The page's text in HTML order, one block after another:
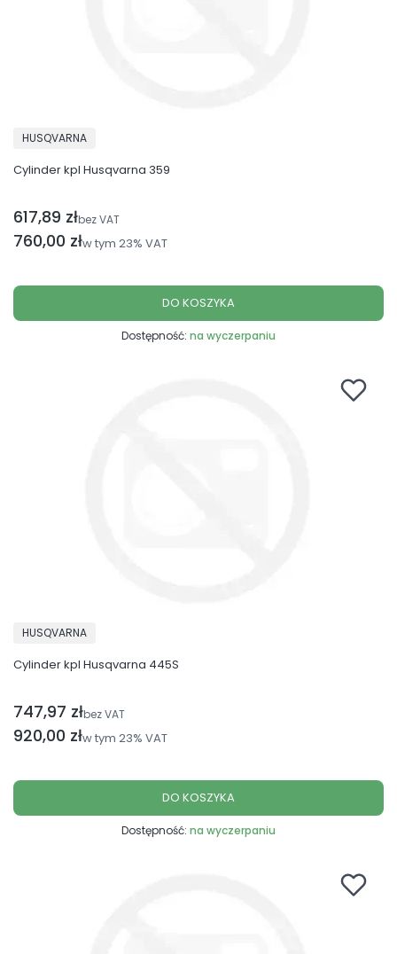
Cylinder kpl Husqvarna 359
PRODUCENT
HUSQVARNA
Cena brutto
760,00 złw tym 23% VAT
Cena netto
617,89 złbez VAT
DO KOSZYKA
Dostępność: na wyczerpaniu
Cylinder kpl Husqvarna 445S
PRODUCENT
HUSQVARNA
Cena brutto
920,00 złw tym 23% VAT
Cena netto
747,97 złbez VAT
DO KOSZYKA
Dostępność: na wyczerpaniu